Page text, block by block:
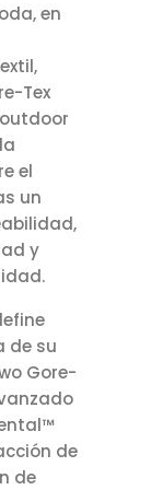
en
Tex
el
un
y
de su
Gore-
de
de